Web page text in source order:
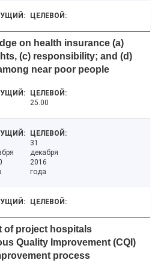
on health insurance (a)
(c) responsibility; and (d)
near poor people
25.00
31
декабря
2016
года
of project hospitals
Quality Improvement (CQI)
process